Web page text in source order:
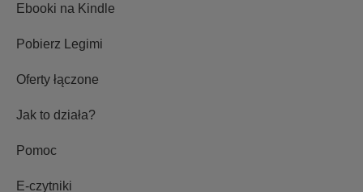
Ebooki na Kindle
Pobierz Legimi
Oferty łączone
Jak to działa?
Pomoc
E-czytniki